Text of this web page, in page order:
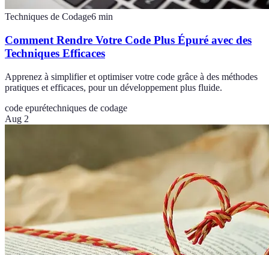
Techniques de Codage6 min
Comment Rendre Votre Code Plus Épuré avec des
Techniques Efficaces
Apprenez à simplifier et optimiser votre code grâce à des méthodes
pratiques et efficaces, pour un développement plus fluide.
code epurétechniques de codage
Aug 2